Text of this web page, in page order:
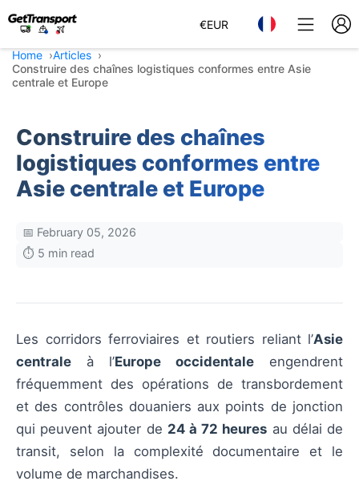
€EUR
Home
Articles
Construire des chaînes logistiques conformes entre Asie
centrale et Europe
Construire des chaînes
logistiques conformes entre
Asie centrale et Europe
📅 February 05, 2026
⏱️ 5 min read
Les corridors ferroviaires et routiers reliant l’Asie
centrale à l’Europe occidentale engendrent
fréquemment des opérations de transbordement
et des contrôles douaniers aux points de jonction
qui peuvent ajouter de 24 à 72 heures au délai de
transit, selon la complexité documentaire et le
volume de marchandises.